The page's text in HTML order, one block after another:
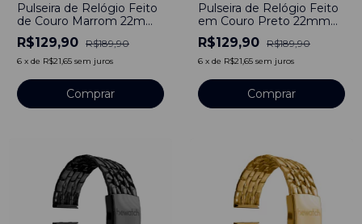
Pulseira de Relógio Feito
de Couro Marrom 22mm
de Fivela Com pinos
R$129,90 R$189,90
6 x de R$21,65 sem juros
Comprar
Pulseira de Relógio Feito
em Couro Preto 22mm
de Fivela Com pinos
R$129,90 R$189,90
6 x de R$21,65 sem juros
Comprar